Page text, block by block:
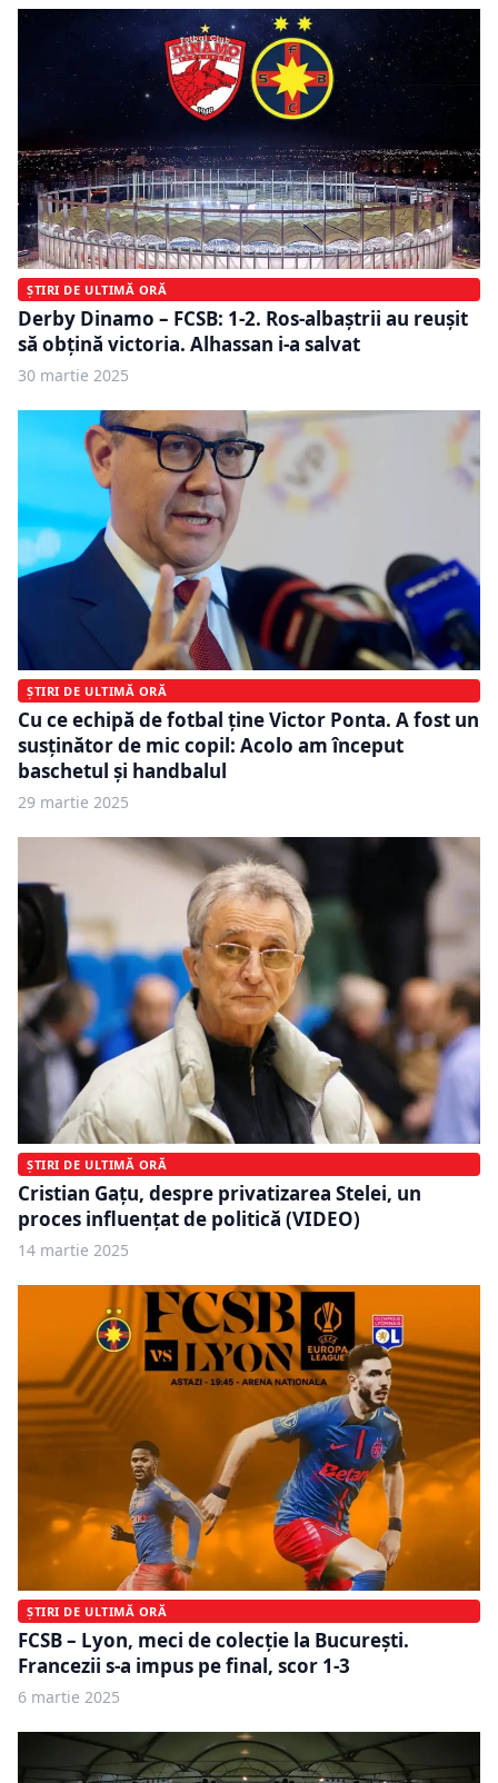
ȘTIRI DE ULTIMĂ ORĂ
Derby Dinamo – FCSB: 1-2. Ros-albaștrii au reușit
să obțină victoria. Alhassan i-a salvat
30 martie 2025
ȘTIRI DE ULTIMĂ ORĂ
Cu ce echipă de fotbal ține Victor Ponta. A fost un
susținător de mic copil: Acolo am început
baschetul și handbalul
29 martie 2025
ȘTIRI DE ULTIMĂ ORĂ
Cristian Gațu, despre privatizarea Stelei, un
proces influențat de politică (VIDEO)
14 martie 2025
ȘTIRI DE ULTIMĂ ORĂ
FCSB – Lyon, meci de colecție la București.
Francezii s-a impus pe final, scor 1-3
6 martie 2025